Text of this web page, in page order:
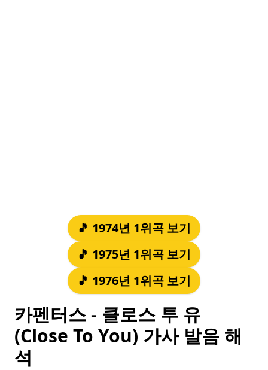
🎵 1974년 1위곡 보기
🎵 1975년 1위곡 보기
🎵 1976년 1위곡 보기
카펜터스 - 클로스 투 유
(Close To You) 가사 발음 해
석